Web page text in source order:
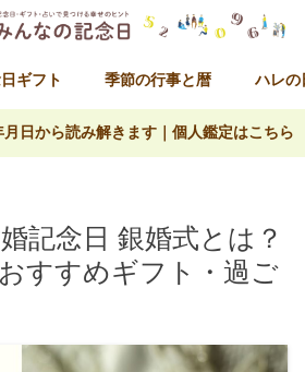
ギフト 季節の行事と暦 ハレの
日から読み解きます｜個人鑑定はこちら
記念日 銀婚式とは？
すすめギフト・過ご